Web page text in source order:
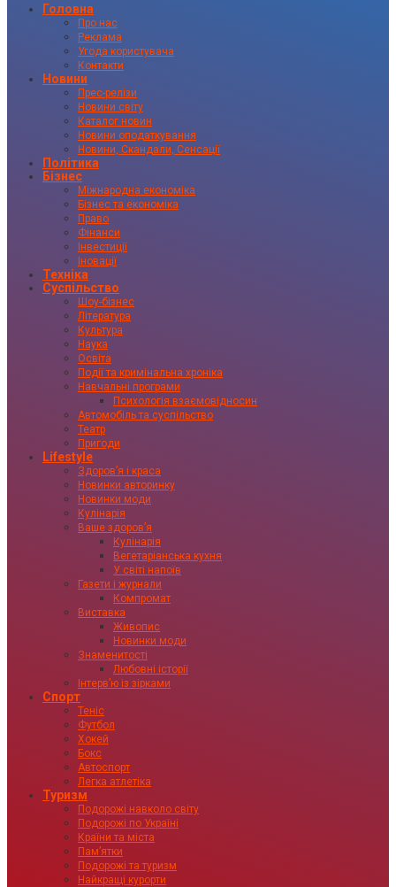
Головна
Про нас
Реклама
Угода користувача
Контакти
Новини
Прес-релізи
Новини світу
Каталог новин
Новини оподаткування
Новини, Скандали, Сенсації
Політика
Бізнес
Міжнародна економіка
Бізнес та економіка
Право
Фінанси
Інвестиції
Іновації
Техніка
Суспільство
Шоу-бізнес
Література
Культура
Наука
Освіта
Події та кримінальна хроніка
Навчальні програми
Психологія взаємовідносин
Автомобіль та суспільство
Театр
Пригоди
Lifestyle
Здоровʼя і краса
Новинки авторинку
Новинки моди
Кулінарія
Ваше здоровʼя
Кулінарія
Вегетаріанська кухня
У світі напоїв
Газети і журнали
Компромат
Виставка
Живопис
Новинки моди
Знаменитості
Любовні історії
Інтервʼю із зірками
Спорт
Теніс
Футбол
Хокей
Бокс
Автоспорт
Легка атлетіка
Туризм
Подорожі навколо світу
Подорожі по Україні
Країни та міста
Пам’ятки
Подорожі та туризм
Найкращі курорти